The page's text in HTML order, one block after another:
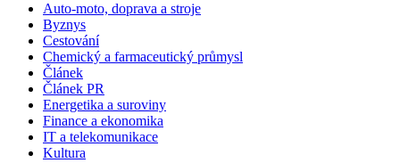
Auto-moto, doprava a stroje
Byznys
Cestování
Chemický a farmaceutický průmysl
Článek
Článek PR
Energetika a suroviny
Finance a ekonomika
IT a telekomunikace
Kultura